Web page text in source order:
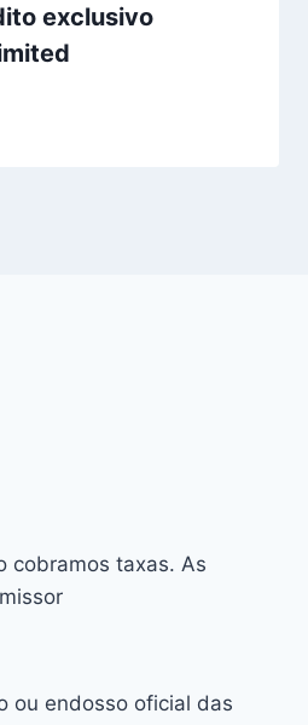
exclusivo
cobramos taxas. As
ou endosso oficial das